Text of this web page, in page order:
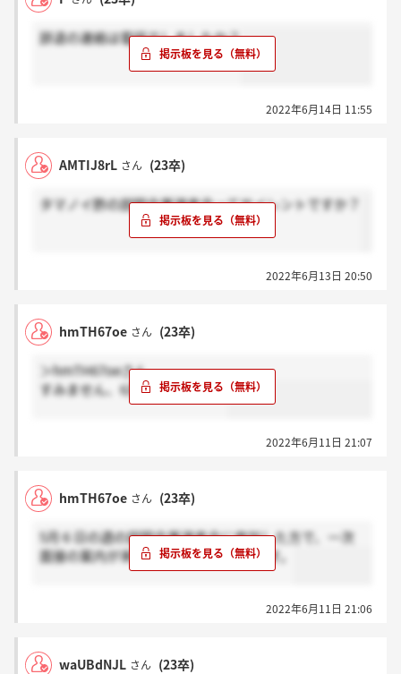
辞退の連絡は電話でしましたか？
2022年6月14日 11:55
AMTIJ8rL さん (23卒)
タマノイ酢の説明会兼選考会ってサイレントですか？
2022年6月13日 20:50
hmTH67oe さん (23卒)
＞hmTH67oeさん
すみません、6月6日の週です。
2022年6月11日 21:07
hmTH67oe さん (23卒)
5月６日の週の説明会兼選考会に参加した方で、一次
面接の案内が来た方、感謝お願いします。
2022年6月11日 21:06
waUBdNJL さん (23卒)